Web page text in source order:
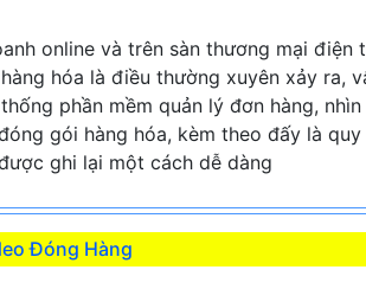
online và trên sàn thương mại điện
hóa là điều thường xuyên xảy ra,
phần mềm quản lý đơn hàng, nhìn
gói hàng hóa, kèm theo đấy là quy
ghi lại một cách dễ dàng
Đóng Hàng